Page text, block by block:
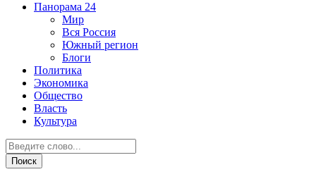
Панорама 24
Мир
Вся Россия
Южный регион
Блоги
Политика
Экономика
Общество
Власть
Культура